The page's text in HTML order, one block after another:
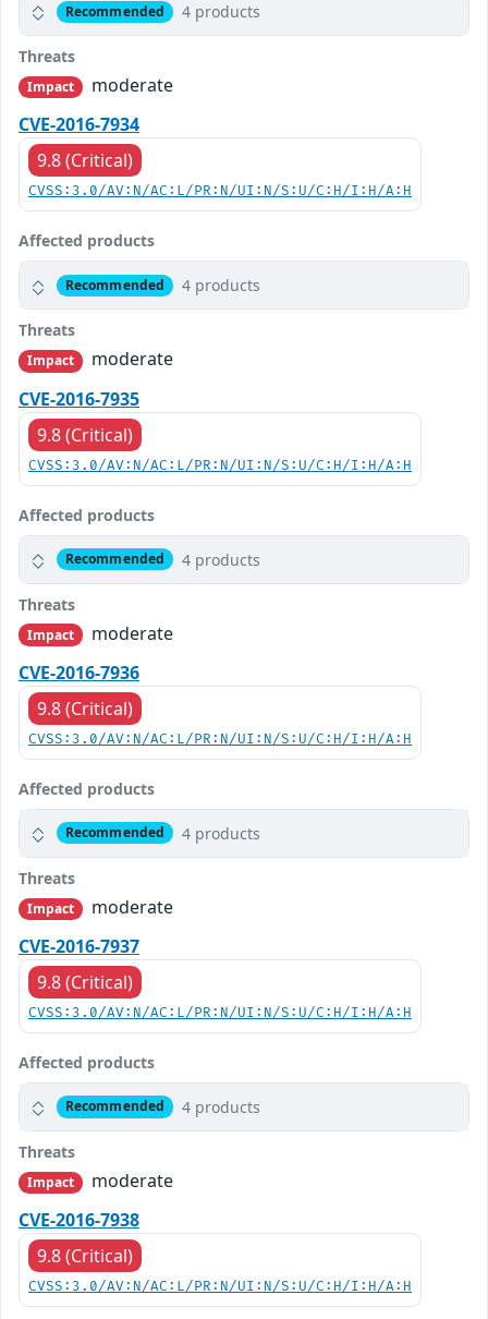
Recommended 4 products
Threats
Impact
moderate
CVE-2016-7934
9.8 (Critical)
CVSS:3.0/AV:N/AC:L/PR:N/UI:N/S:U/C:H/I:H/A:H
Affected products
Recommended 4 products
Threats
Impact
moderate
CVE-2016-7935
9.8 (Critical)
CVSS:3.0/AV:N/AC:L/PR:N/UI:N/S:U/C:H/I:H/A:H
Affected products
Recommended 4 products
Threats
Impact
moderate
CVE-2016-7936
9.8 (Critical)
CVSS:3.0/AV:N/AC:L/PR:N/UI:N/S:U/C:H/I:H/A:H
Affected products
Recommended 4 products
Threats
Impact
moderate
CVE-2016-7937
9.8 (Critical)
CVSS:3.0/AV:N/AC:L/PR:N/UI:N/S:U/C:H/I:H/A:H
Affected products
Recommended 4 products
Threats
Impact
moderate
CVE-2016-7938
9.8 (Critical)
CVSS:3.0/AV:N/AC:L/PR:N/UI:N/S:U/C:H/I:H/A:H